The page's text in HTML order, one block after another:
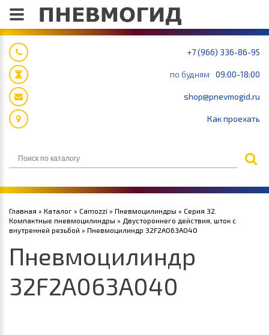
+7 (966) 336-86-95
по будням 09:00-18:00
shop@pnevmogid.ru
Как проехать
Главная » Каталог » Camozzi » Пневмоцилиндры » Серия 32.
Компактные пневмоцилиндры » Двустороннего действия, шток с
внутренней резьбой » Пневмоцилиндр 32F2A063A040
Пневмоцилиндр
32F2A063A040